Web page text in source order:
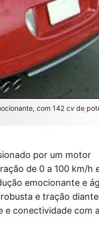
com 142 cv de
por um motor
de 0 a 100 km/h
emocionante e
e tração
e conectividade com a